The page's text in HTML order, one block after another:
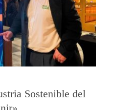
Sostenible del